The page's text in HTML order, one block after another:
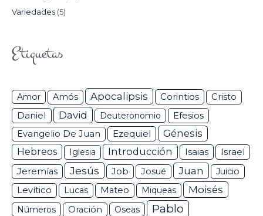
Variedades (5)
Etiquetas
Amor Amós Apocalipsis Corintios Cristo
Daniel David Deuteronomio Efesios
Evangelio De Juan Ezequiel
Génesis
Hebreos
Iglesia Introducción Isaias Israel
Jeremías Jesús Job Josué Juan
Juicio
Levítico
Lucas Mateo Miqueas Moisés
Números Oración Oseas Pablo